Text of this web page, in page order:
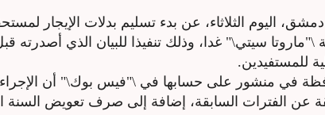
اليوم الثلاثاء، عن بدء تسليم بدلات الإيجار
سيتي\" غدا، وذلك تنفيذا للبيان الذي أصدرته
للمستفيدين.
في منشور على حسابها في \"فيس بوك\" أن
عن الفترات السابقة، إضافة إلى صرف تعويض